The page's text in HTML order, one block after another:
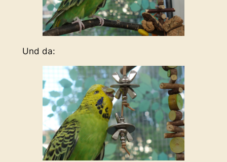
Und da: